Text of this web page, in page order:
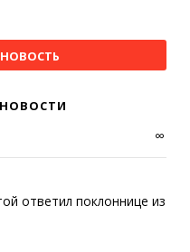
∞
ответил поклоннице из